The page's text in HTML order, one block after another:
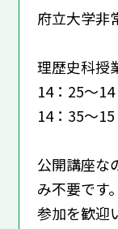
府立大学非
理歴史科授
14：25～
14：35～
公開講座な
み不要です
参加を歓迎